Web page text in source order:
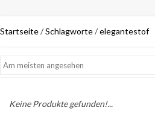
Startseite/Schlagworte/elegantestof
Keine Produkte gefunden!...